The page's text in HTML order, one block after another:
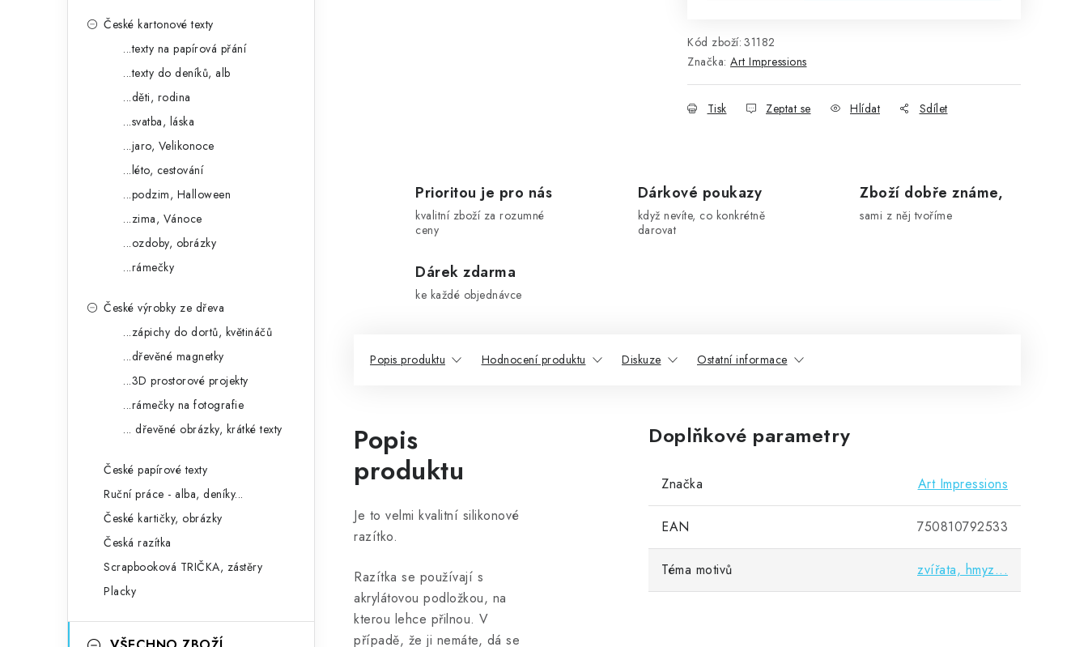
České kartonové texty
...texty na papírová přání
...texty do deníků, alb
...děti, rodina
...svatba, láska
...jaro, Velikonoce
...léto, cestování
...podzim, Halloween
...zima, Vánoce
...ozdoby, obrázky
...rámečky
České výrobky ze dřeva
...zápichy do dortů, květináčů
...dřevěné magnetky
...3D prostorové projekty
...rámečky na fotografie
... dřevěné obrázky, krátké texty
České papírové texty
Ruční práce - alba, deníky...
České kartičky, obrázky
Česká razítka
Scrapbooková TRIČKA, zástěry
Placky
Kód zboží: 31182
Značka: Art Impressions
Tisk Zeptat se Hlídat Sdílet
Prioritou je pro nás
kvalitní zboží za rozumné
ceny
Dárkové poukazy
když nevíte, co konkrétně
darovat
Zboží dobře známe,
sami z něj tvoříme
Dárek zdarma
ke každé objednávce
Popis produktu Hodnocení produktu Diskuze Ostatní informace
Popis
produktu
Je to velmi kvalitní silikonové
razítko.
Razítka se používají s
akrylátovou podložkou, na
kterou lehce přilnou. V
případě, že ji nemáte, dá se
Doplňkové parametry
Značka Art Impressions
EAN 750810792533
Téma motivů zvířata, hmyz...